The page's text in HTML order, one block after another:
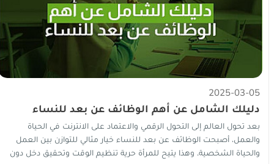
2025-03-05
دليلك الشامل عن أهم الوظائف عن بعد للنساء
بعد تحول العالم إلى التحول الرقمي والاعتماد على الانترنت في الحياة
والعمل، أصبحت الوظائف عن بعد للنساء خيار مثالي للتوازن بين العمل
والحياة الشخصية. وهذا يتيح للمرأة حرية تنظيم الوقت وتحقيق دخل دون